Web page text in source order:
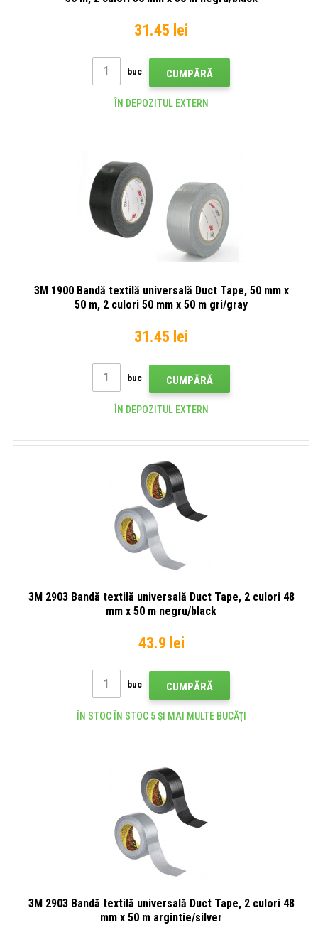
31.45 lei
buc CUMPĂRĂ
ÎN DEPOZITUL EXTERN
3M 1900 Bandă textilă universală Duct Tape, 50 mm x
50 m, 2 culori 50 mm x 50 m gri/gray
31.45 lei
buc CUMPĂRĂ
ÎN DEPOZITUL EXTERN
3M 2903 Bandă textilă universală Duct Tape, 2 culori 48
mm x 50 m negru/black
43.9 lei
buc CUMPĂRĂ
ÎN STOC ÎN STOC 5 ȘI MAI MULTE BUCĂŢI
3M 2903 Bandă textilă universală Duct Tape, 2 culori 48
mm x 50 m argintie/silver